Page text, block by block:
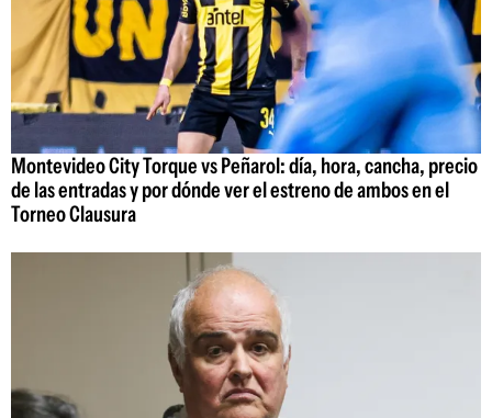
Montevideo City Torque vs Peñarol: día, hora, cancha, precio
de las entradas y por dónde ver el estreno de ambos en el
Torneo Clausura